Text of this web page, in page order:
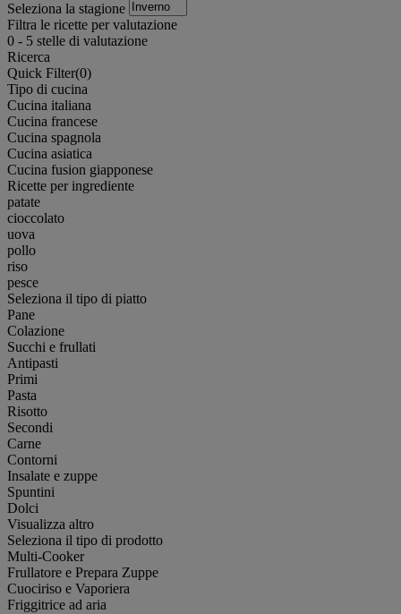
Seleziona la stagione
Filtra le ricette per valutazione
0 - 5 stelle di valutazione
Ricerca
Quick Filter(0)
Tipo di cucina
Cucina italiana
Cucina francese
Cucina spagnola
Cucina asiatica
Cucina fusion giapponese
Ricette per ingrediente
patate
cioccolato
uova
pollo
riso
pesce
Seleziona il tipo di piatto
Pane
Colazione
Succhi e frullati
Antipasti
Primi
Pasta
Risotto
Secondi
Carne
Contorni
Insalate e zuppe
Spuntini
Dolci
Visualizza altro
Seleziona il tipo di prodotto
Multi-Cooker
Frullatore e Prepara Zuppe
Cuociriso e Vaporiera
Friggitrice ad aria